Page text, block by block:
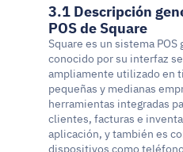
3.1 Descripción
POS de Square
Square es un sistema
conocido por su interfaz
ampliamente utilizado en
pequeñas y medianas
herramientas integradas
clientes, facturas e
aplicación, y también es